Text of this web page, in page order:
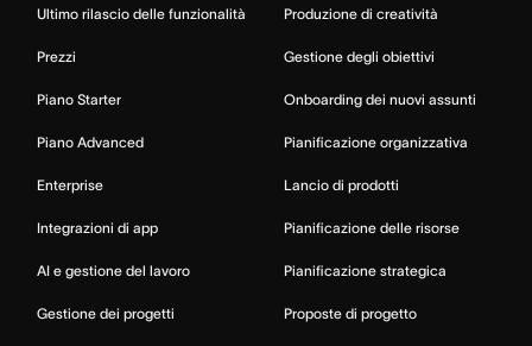
Ultimo rilascio delle funzionalità
Prezzi
Piano Starter
Piano Advanced
Enterprise
Integrazioni di app
AI e gestione del lavoro
Gestione dei progetti
Produzione di creatività
Gestione degli obiettivi
Onboarding dei nuovi assunti
Pianificazione organizzativa
Lancio di prodotti
Pianificazione delle risorse
Pianificazione strategica
Proposte di progetto